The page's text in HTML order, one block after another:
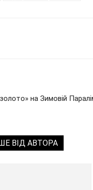
на Зимовій
ВІД АВТОРА